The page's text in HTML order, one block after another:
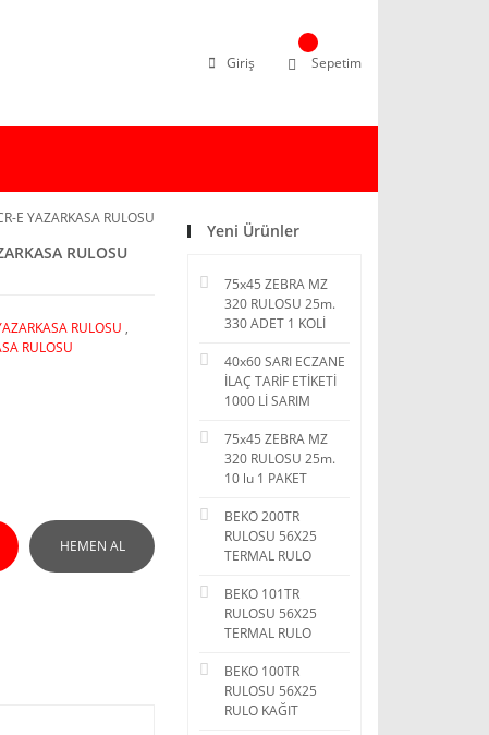
Giriş Sepetim
E YAZARKASA RULOSU
RULOSU
RULOSU ,
RULOSU
HEMEN AL
Yeni Ürünler
75x45 ZEBRA MZ
320 RULOSU 25m.
330 ADET 1 KOLİ
40x60 SARI ECZANE
İLAÇ TARİF ETİKETİ
1000 Lİ SARIM
75x45 ZEBRA MZ
320 RULOSU 25m.
10 lu 1 PAKET
BEKO 200TR
RULOSU 56X25
TERMAL RULO
BEKO 101TR
RULOSU 56X25
TERMAL RULO
BEKO 100TR
RULOSU 56X25
RULO KAĞIT